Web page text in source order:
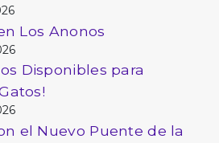
Los Anonos
Disponibles para
el Nuevo Puente de la